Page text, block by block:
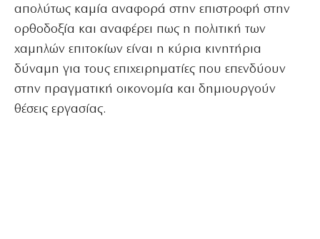
απολύτως καμία αναφορά στην επιστροφή στην
ορθοδοξία και αναφέρει πως η πολιτική των
χαμηλών επιτοκίων είναι η κύρια κινητήρια
δύναμη για τους επιχειρηματίες που επενδύουν
στην πραγματική οικονομία και δημιουργούν
θέσεις εργασίας.